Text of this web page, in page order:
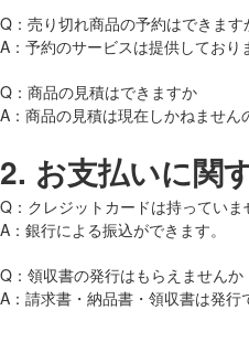
Q：売り切れ商品の予約はできます
A：予約のサービスは提供しており
Q：商品の見積はできますか
A：商品の見積は現在しかねません
2. お支払いに関
Q：クレジットカードは持ってい
A：銀行による振込ができます。
Q：領収書の発行はもらえませんか
A：請求書・納品書・領収書は発